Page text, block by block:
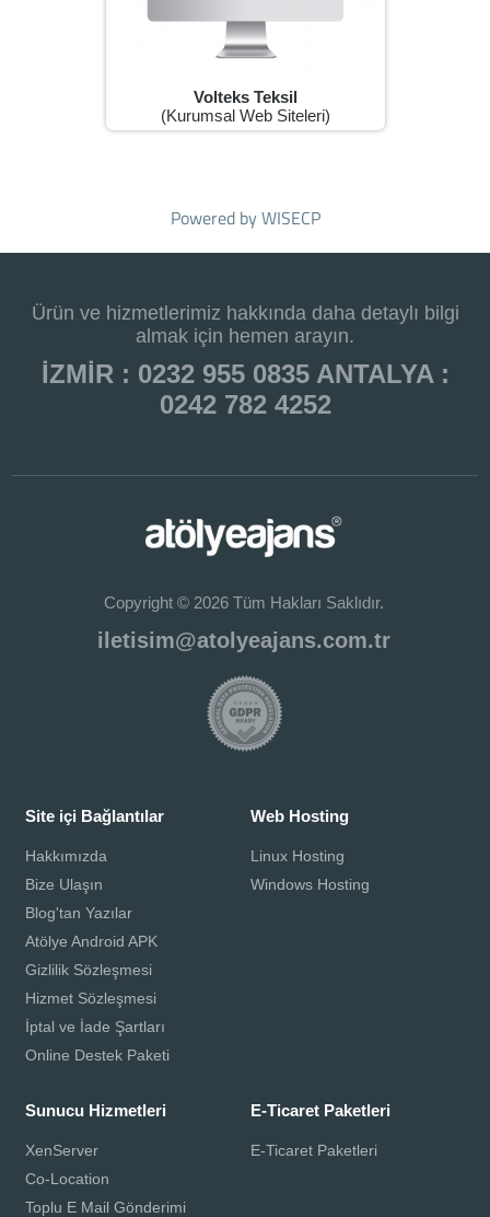
Volteks Teksil
(Kurumsal Web Siteleri)
Powered byWISECP
Ürün ve hizmetlerimiz hakkında daha detaylı bilgi
almak için hemen arayın.
İZMİR : 0232 955 0835 ANTALYA :
0242 782 4252
Copyright © 2026 Tüm Hakları Saklıdır.
iletisim@atolyeajans.com.tr
Site içi Bağlantılar
Hakkımızda
Bize Ulaşın
Blog'tan Yazılar
Atölye Android APK
Gizlilik Sözleşmesi
Hizmet Sözleşmesi
İptal ve İade Şartları
Online Destek Paketi
Web Hosting
Linux Hosting
Windows Hosting
Sunucu Hizmetleri
XenServer
Co-Location
Toplu E Mail Gönderimi
E-Ticaret Paketleri
E-Ticaret Paketleri